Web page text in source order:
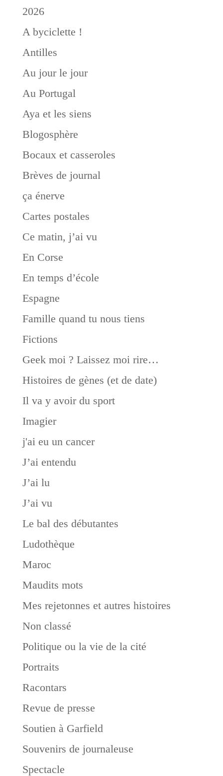
2026
A byciclette !
Antilles
Au jour le jour
Au Portugal
Aya et les siens
Blogosphère
Bocaux et casseroles
Brèves de journal
ça énerve
Cartes postales
Ce matin, j’ai vu
En Corse
En temps d’école
Espagne
Famille quand tu nous tiens
Fictions
Geek moi ? Laissez moi rire…
Histoires de gènes (et de date)
Il va y avoir du sport
Imagier
j'ai eu un cancer
J’ai entendu
J’ai lu
J’ai vu
Le bal des débutantes
Ludothèque
Maroc
Maudits mots
Mes rejetonnes et autres histoires
Non classé
Politique ou la vie de la cité
Portraits
Racontars
Revue de presse
Soutien à Garfield
Souvenirs de journaleuse
Spectacle